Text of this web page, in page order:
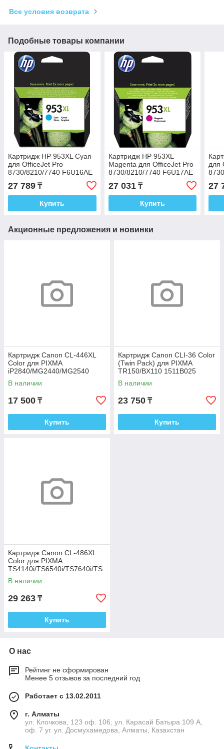
Все условия возврата
Подобные товары компании
Картридж HP 953XL Cyan
для OfficeJet Pro
8730/8210/7740 F6U16AE
27 789 ₸
Купить
Картридж HP 953XL
Magenta для OfficeJet Pro
8730/8210/7740 F6U17AE
27 031₸
Купить
для
27
Акционные предложения и новинки
Картридж Canon CL-446XL
Color для PIXMA
iP2840/MG2440/MG2540
8284B001
В наличии
17 500 ₸
Купить
Картридж Canon CLI-36 Color
(Twin Pack) для PIXMA
TR150/BX110 1511B025
В наличии
23 750 ₸
Купить
Картридж Canon CL-486XL
Color для PIXMA
TS4140i/TS6540i/TS7640i/TS
7740i 6224C001
В наличии
29 263 ₸
Купить
О нас
Рейтинг не сформирован
Менее 5 отзывов за последний год
Работает с 13.02.2011
г. Алматы
ул. Клочкова, 123 оф. 106; ул. Карасай Батыра 109 А,
оф. 7 уг. ул. Досмухамедова, Алматы, Казахстан